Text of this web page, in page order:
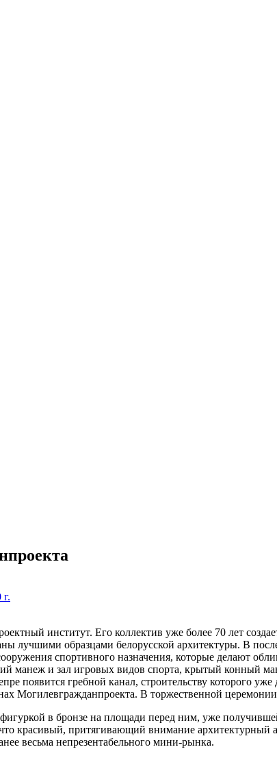
институт. Его коллектив уже более 70 лет
лучшими образцами белорусской архитектуры. В
спортивного назначения, которые делают
манеж и зал игровых видов спорта, крытый конный
появится гребной канал, строительству которого
Могилевгражданпроекта. В торжественной
в бронзе на площади перед ним, уже
красивый, притягивающий внимание
весьма непрезентабельного мини-рынка.